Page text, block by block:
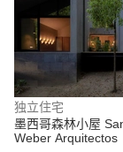
独立住宅
墨西哥森林小屋
Weber Arquitectos